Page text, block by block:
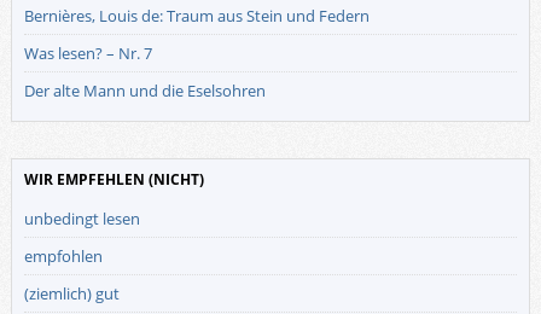
Bernières, Louis de: Traum aus Stein und Federn
Was lesen? – Nr. 7
Der alte Mann und die Eselsohren
WIR EMPFEHLEN (NICHT)
unbedingt lesen
empfohlen
(ziemlich) gut